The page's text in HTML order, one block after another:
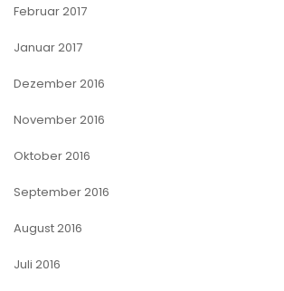
Februar 2017
Januar 2017
Dezember 2016
November 2016
Oktober 2016
September 2016
August 2016
Juli 2016